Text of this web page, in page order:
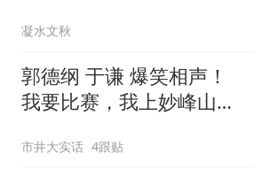
凝水文秋
郭德纲 于谦 爆笑相声！
我要比赛，我上妙峰山干
祖庙
市井大实话 4跟贴